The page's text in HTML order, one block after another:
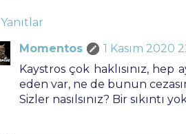
Yanıtlar
Momentos
1 Kasım 2020
Kaystros çok haklısınız, hep
eden var, ne de bunun
Sizler nasılsınız? Bir sıkıntı